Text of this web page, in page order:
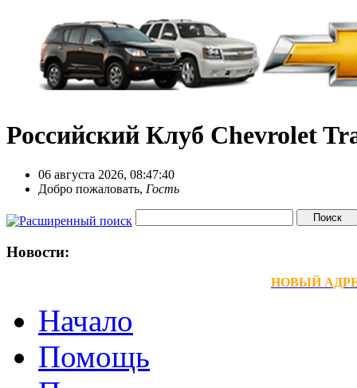
Российский Клуб Chevrolet
06 августа 2026, 08:47:40
Добро пожаловать, Гость
Новости:
НОВЫЙ АДРЕС
Начало
Помощь